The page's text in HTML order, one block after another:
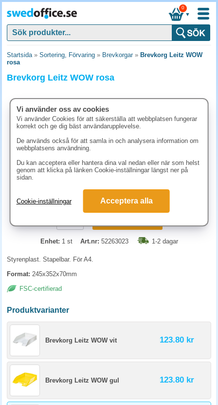
▼
0
Startsida» Sortering, Förvaring » Brevkorgar» Brevkorg Leitz WOW
rosa
Brevkorg Leitz WOW rosa
123.80 kr (inkl. moms)
Enhet: 1 st Art.nr: 52263023 1-2 dagar
Styrenplast. Stapelbar. För A4.
Format: 245x352x70mm
FSC-certifierad
Produktvarianter
Brevkorg Leitz WOW vit 123.80 kr
Brevkorg Leitz WOW gul 123.80 kr
Vi använder oss av cookies
Vi använder Cookies för att säkerställa att webbplatsen fungerar
korrekt och ge dig bäst användarupplevelse.
De används också för att samla in och analysera information om
webbplatsens användning.
Du kan acceptera eller hantera dina val nedan eller när som helst
genom att klicka på länken Cookie-inställningar längst ner på
sidan.
Cookie-inställningar Acceptera alla